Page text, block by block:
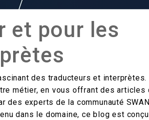
et pour les
des traducteurs et
métier, en vous offrant des articles
experts de la communauté
dans le domaine, ce blog est